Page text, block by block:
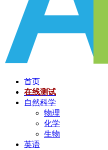
首页
在线测试
自然科学
物理
化学
生物
英语